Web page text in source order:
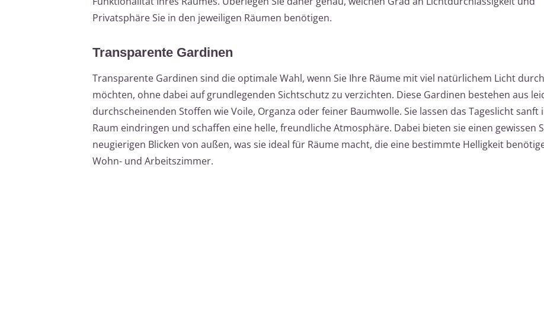
Privatsphäre Sie in den jeweiligen Räumen benötigen.
Transparente Gardinen
Transparente Gardinen sind die optimale Wahl, wenn Sie Ihre Räume mit viel natürlichem Licht
möchten, ohne dabei auf grundlegenden Sichtschutz zu verzichten. Diese Gardinen bestehen aus
durchscheinenden Stoffen wie Voile, Organza oder feiner Baumwolle. Sie lassen das Tageslicht sanft
Raum eindringen und schaffen eine helle, freundliche Atmosphäre. Dabei bieten sie einen gewissen
neugierigen Blicken von außen, was sie ideal für Räume macht, die eine bestimmte Helligkeit
Wohn- und Arbeitszimmer.